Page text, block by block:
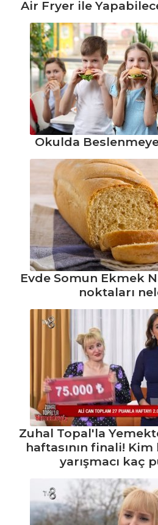
Ekşili Pazı Tarifi,
Nasıl Yapılır?
Etli Domates
Dolması Tarifi, Nasıl
Yapılır?
Zeytinyağlı
Bakla Tarifi, Nasıl
Yapılır?
Sebze Yemekleri
Tüm Tarifleri
HAMUR İŞLERI
Çikolatalı Pretzel
Tarifi, Nasıl Yapılır?
Beşamel Soslu
Tarifi, Nasıl Yapılır?
Mandalinalı Tart
Tarifi, Nasıl Yapılır?
Hamur İşleri Tüm
Tarifleri
Air Fryer ile
Okulda
Evde Somun Ekmek
noktaları
Zuhal Topal'la
haftasının finali! Kim
yarışmacı kaç